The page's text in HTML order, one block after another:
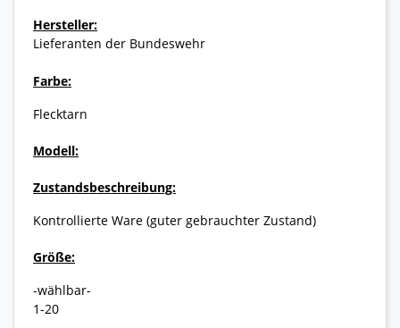
Hersteller:
Lieferanten der Bundeswehr
Farbe:
Flecktarn
Modell:
Zustandsbeschreibung:
Kontrollierte Ware (guter gebrauchter Zustand)
Größe:
-wählbar-
1-20